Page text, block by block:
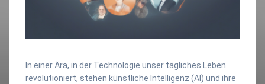
In einer Ära, in der Technologie unser tägliches Leben
revolutioniert, stehen künstliche Intelligenz (AI) und ihre